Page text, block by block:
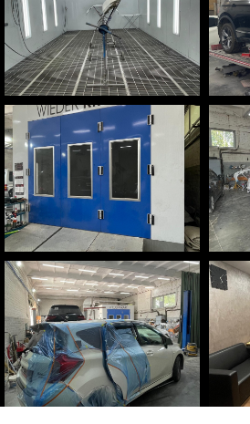
Устранение сколов и
вмятин
Полировка фар
Полировка кузова
Слесарные работы
Кузовной ремонт
Удаление царапин
Покраска автомобиля